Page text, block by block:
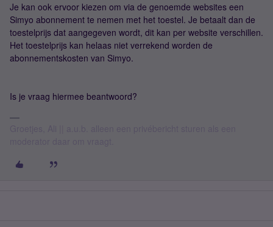
Je kan ook ervoor kiezen om via de genoemde websites een
Simyo abonnement te nemen met het toestel. Je betaalt dan de
toestelprijs dat aangegeven wordt, dit kan per website verschillen.
Het toestelprijs kan helaas niet verrekend worden de
abonnementskosten van Simyo.
Is je vraag hiermee beantwoord?